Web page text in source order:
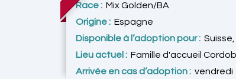
Race : Mix Golden/BA
Origine : Espagne
Disponible à l’adoption pour :
Lieu actuel : Famille d'accueil
Arrivée en cas d’adoption : vendredi